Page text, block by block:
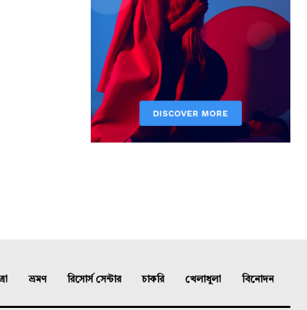
ভ্রমণ রিসোর্স সেন্টার চাকরি খেলাধুলা বিনোদন